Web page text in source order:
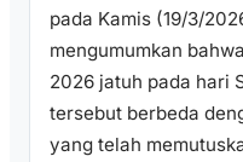
pada Kamis (19/3/
mengumumkan
2026 jatuh pada hari
tersebut berbeda
yang telah